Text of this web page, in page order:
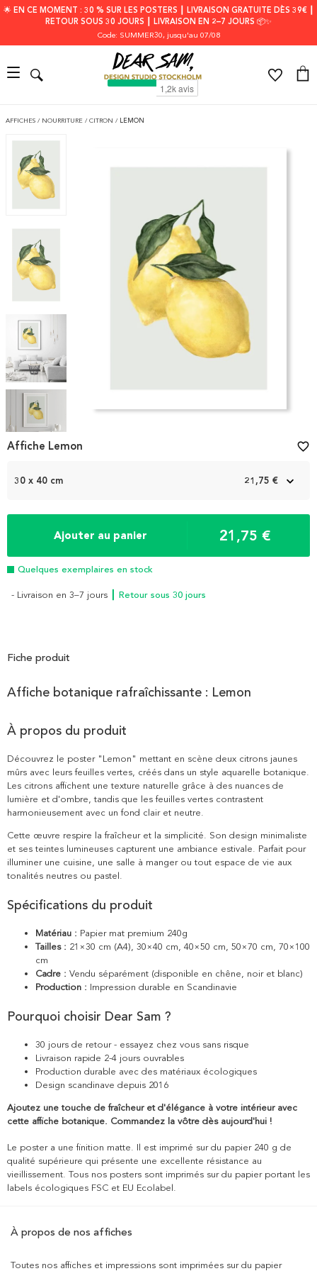
🌟 EN CE MOMENT : 30 % SUR LES POSTERS ┃ LIVRAISON GRATUITE DÈS 39€ ┃
RETOUR SOUS 30 JOURS ┃ LIVRAISON EN 2–7 JOURS 📦✨
Code: SUMMER30, jusqu'au 07/08
AFFICHES / NOURRITURE / CITRON / LEMON
Item
1
30 x 40 cm 21,75 €
Ajouter au panier 21,75 €
Quelques exemplaires en stock
- Livraison en 3–7 jours ┃ Retour sous 30 jours
Affiche Lemon favorite_border
Fiche produit
Affiche botanique rafraîchissante : Lemon
À propos du produit
Découvrez le poster "Lemon" mettant en scène deux citrons jaunes
mûrs avec leurs feuilles vertes, créés dans un style aquarelle botanique.
Les citrons affichent une texture naturelle grâce à des nuances de
lumière et d'ombre, tandis que les feuilles vertes contrastent
harmonieusement avec un fond clair et neutre.
Cette œuvre respire la fraîcheur et la simplicité. Son design minimaliste
et ses teintes lumineuses capturent une ambiance estivale. Parfait pour
illuminer une cuisine, une salle à manger ou tout espace de vie aux
tonalités neutres ou pastel.
Spécifications du produit
Matériau : Papier mat premium 240g
Tailles : 21×30 cm (A4), 30×40 cm, 40×50 cm, 50×70 cm, 70×100
cm
Cadre : Vendu séparément (disponible en chêne, noir et blanc)
Production : Impression durable en Scandinavie
Pourquoi choisir Dear Sam ?
30 jours de retour - essayez chez vous sans risque
Livraison rapide 2-4 jours ouvrables
Production durable avec des matériaux écologiques
Design scandinave depuis 2016
Ajoutez une touche de fraîcheur et d'élégance à votre intérieur avec
cette affiche botanique. Commandez la vôtre dès aujourd'hui !
Le poster a une finition matte. Il est imprimé sur du papier 240 g de
qualité supérieure qui présente une excellente résistance au
vieillissement. Tous nos posters sont imprimés sur du papier portant les
labels écologiques FSC et EU Ecolabel.
À propos de nos affiches
Toutes nos affiches et impressions sont imprimées sur du papier